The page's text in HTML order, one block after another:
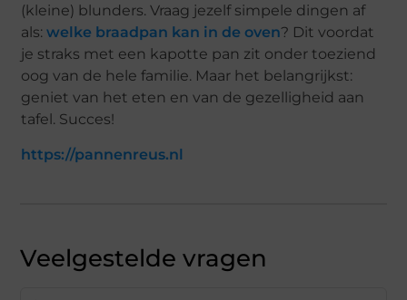
(kleine) blunders. Vraag jezelf simpele dingen af
als:welke braadpan kan in de oven? Dit voordat
je straks met een kapotte pan zit onder toeziend
oog van de hele familie. Maar het belangrijkst:
geniet van het eten en van de gezelligheid aan
tafel. Succes!
https://pannenreus.nl
Veelgestelde vragen